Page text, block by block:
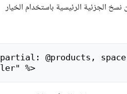
الجزئية الرئيسية باستخدام الخيار
partial: @products,
"product_ruler" %>